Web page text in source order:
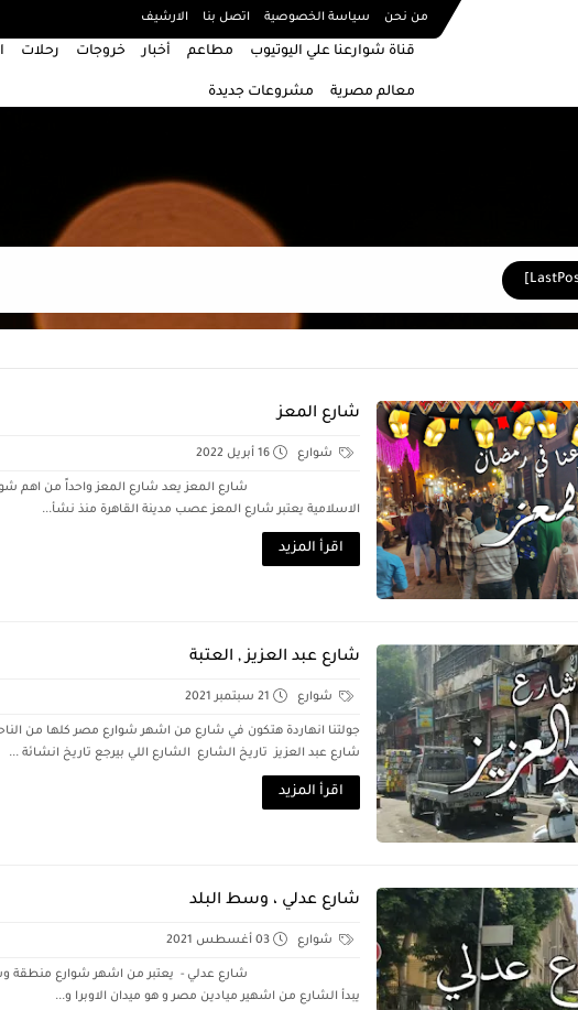
من نحن سياسة الخصوصية اتصل بنا الارشيف
قناة شوارعنا علي اليوتيوب مطاعم أخبار خروجات رحلات
معالم مصرية مشروعات جديدة
شارع المعز
شوارع 16 أبريل 2022
شارع المعز يعد شارع المعز واحداً من اهم شوارع
الاسلامية يعتبر شارع المعز عصب مدينة القاهرة منذ نشأ...
اقرأ المزيد
شارع عبد العزيز , العتبة
شوارع 21 سبتمبر 2021
جولتنا انهاردة هتكون في شارع من اشهر شوارع مصر كلها من
شارع عبد العزيز تاريخ الشارع الشارع اللي بيرجع تاريخ انشائة ...
اقرأ المزيد
شارع عدلي ، وسط البلد
شوارع 03 أغسطس 2021
شارع عدلي - يعتبر من اشهر شوارع منطقة وسط
يبدأ الشارع من اشهير ميادين مصر و هو ميدان الاوبرا و...